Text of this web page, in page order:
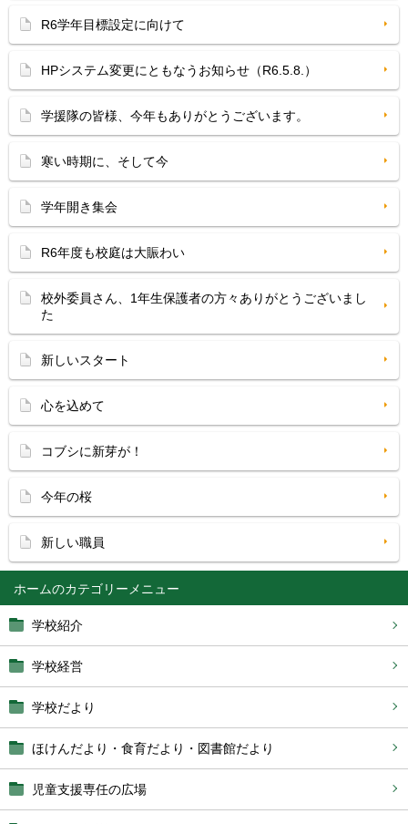
ホーム
学校紹介
学校経営
学校だより
ほけんだより・食育だより・図書館だより
児童支援専任の広場
R6学年目標設定に向けて
HPシステム変更にともなうお知らせ（R6.5.8.）
学援隊の皆様、今年もありがとうございます。
寒い時期に、そして今
学年開き集会
R6年度も校庭は大賑わい
校外委員さん、1年生保護者の方々ありがとうございまし
た
新しいスタート
心を込めて
コブシに新芽が！
今年の桜
新しい職員